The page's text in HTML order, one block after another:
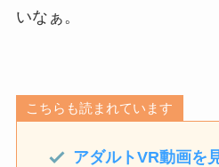
いなぁ。
こちらも読まれています
アダルトVR動画を